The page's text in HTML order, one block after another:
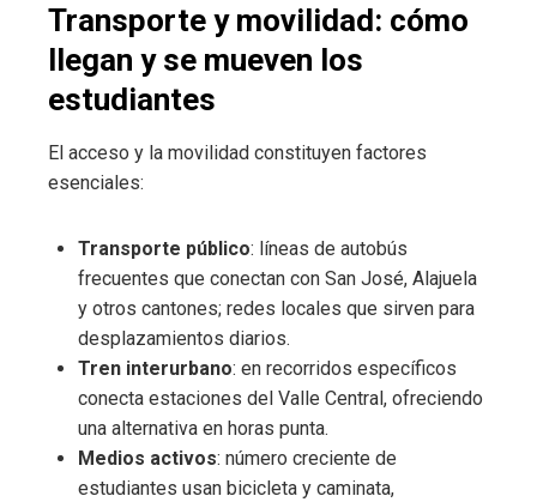
Transporte y movilidad: cómo
llegan y se mueven los
estudiantes
El acceso y la movilidad constituyen factores
esenciales:
Transporte público: líneas de autobús
frecuentes que conectan con San José, Alajuela
y otros cantones; redes locales que sirven para
desplazamientos diarios.
Tren interurbano: en recorridos específicos
conecta estaciones del Valle Central, ofreciendo
una alternativa en horas punta.
Medios activos: número creciente de
estudiantes usan bicicleta y caminata,